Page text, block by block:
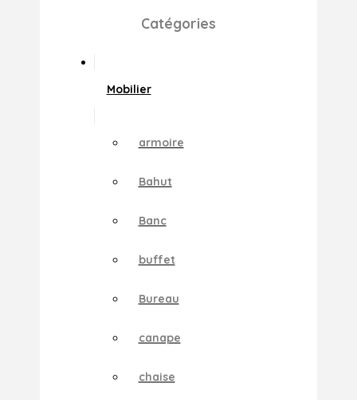
Catégories
Mobilier
armoire
Bahut
Banc
buffet
Bureau
canape
chaise